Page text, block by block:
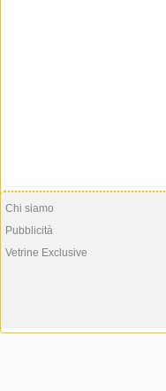
Chi siamo
Pubblicità
Vetrine Exclusive